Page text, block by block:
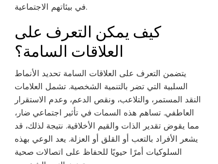
في بيئاتهم الاجتماعية.
كيف يمكن التعرف على
العلاقات السامة؟
يتضمن التعرف على العلاقات السامة تحديد الأنماط
السلبية التي تضر بالتنمية الشخصية. تشمل العلامات
النقد المستمر، والتلاعب، ونقص الدعم، وعدم الاستقرار
العاطفي. تساهم هذه السمات في تأثير اجتماعي ضار،
مما يقوض تقدير الذات والقيم الأخلاقية. نتيجة لذلك، قد
يشعر الأفراد بالتعب أو القلق أو العزلة. يعد الوعي بهذه
السلوكيات أمرًا حيويًا للحفاظ على اتصالات صحية